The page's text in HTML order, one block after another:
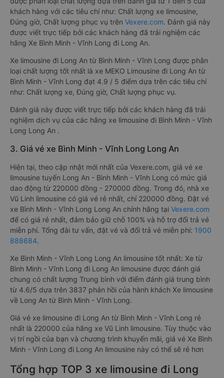
khách hàng với các tiêu chí như: Chất lượng xe limousine,
Đúng giờ, Chất lượng phục vụ trên Vexere.com. Đánh giá này
được viết trực tiếp bởi các khách hàng đã trải nghiệm các
hãng Xe Bình Minh - Vĩnh Long đi Long An.
Xe limousine đi Long An từ Bình Minh - Vĩnh Long được phân
loại chất lượng tốt nhất là xe MEKO Limousine đi Long An từ
Bình Minh - Vĩnh Long đạt 4.9 / 5 điểm dựa trên các tiêu chí
như: Chất lượng xe, Đúng giờ, Chất lượng phục vụ.
Đánh giá này được viết trực tiếp bởi các khách hàng đã trải
nghiệm dịch vụ của các hãng xe limousine đi Bình Minh - Vĩnh
Long Long An .
3. Giá vé xe Bình Minh - Vĩnh Long Long An
Hiện tại, theo cập nhật mới nhất của Vexere.com, giá vé xe
limousine tuyến Long An - Bình Minh - Vĩnh Long có mức giá
dao động từ 220000 đồng - 270000 đồng. Trong đó, nhà xe
Vũ Linh limousine có giá vé rẻ nhất, chỉ 220000 đồng. Đặt vé
xe Bình Minh - Vĩnh Long Long An chính hãng tại Vexere.com
để có giá rẻ nhất, đảm bảo giữ chỗ 100% và hỗ trợ đổi trả vé
miễn phí. Tổng đài tư vấn, đặt vé và đổi trả vé miễn phí: 1900
888684.
Xe Bình Minh - Vĩnh Long Long An limousine tốt nhất: Xe từ
Bình Minh - Vĩnh Long đi Long An limousine được đánh giá
chung có chất lượng Trung bình với điểm đánh giá trung bình
từ 4.6/5 dựa trên 3837 phản hồi của hành khách Xe limousine
về Long An từ Bình Minh - Vĩnh Long.
Giá vé xe limousine đi Long An từ Bình Minh - Vĩnh Long rẻ
nhất là 220000 của hãng xe Vũ Linh limousine. Tùy thuộc vào
vị trí ngồi của bạn và chương trình khuyến mãi, giá vé Xe Bình
Minh - Vĩnh Long đi Long An limousine này có thể sẽ rẻ hơn
Tổng hợp TOP 3 xe limousine đi Long